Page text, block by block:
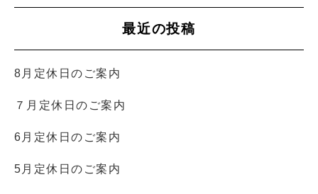
最近の投稿
8月定休日のご案内
７月定休日のご案内
6月定休日のご案内
5月定休日のご案内